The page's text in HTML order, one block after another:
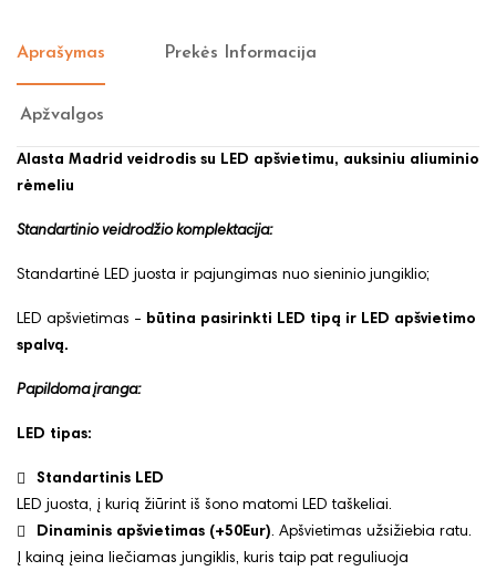
Aprašymas Prekės Informacija
Apžvalgos
Alasta Madrid veidrodis su LED apšvietimu, auksiniu aliuminio
rėmeliu
Standartinio veidrodžio komplektacija:
Standartinė LED juosta ir pajungimas nuo sieninio jungiklio;
LED apšvietimas - būtina pasirinkti LED tipą ir LED apšvietimo
spalvą.
Papildoma įranga:
LED tipas:
Standartinis LED
LED juosta, į kurią žiūrint iš šono matomi LED taškeliai.
Dinaminis apšvietimas (+50Eur). Apšvietimas užsižiebia ratu.
Į kainą įeina liečiamas jungiklis, kuris taip pat reguliuoja